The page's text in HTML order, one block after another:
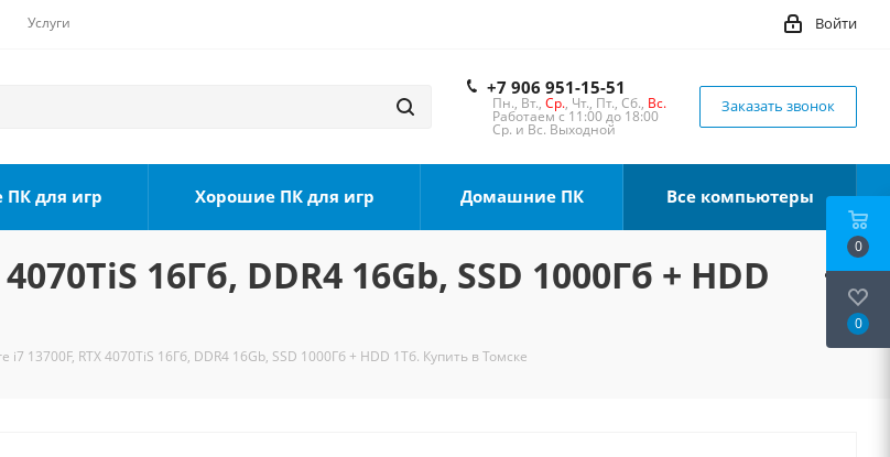
Услуги Войти
+7 906 951-15-51
Пн., Вт., Ср., Чт., Пт., Сб., Вс.
Работаем с 11:00 до 18:00
Ср. и Вс. Выходной
Заказать звонок
для игр Хорошие ПК для игр Домашние ПК Все компьютеры
16Гб, DDR4 16Gb, SSD 1000Гб + HDD
i7 13700F, RTX 4070TiS 16Гб, DDR4 16Gb, SSD 1000Гб + HDD 1Тб. Купить в Томске
0
0